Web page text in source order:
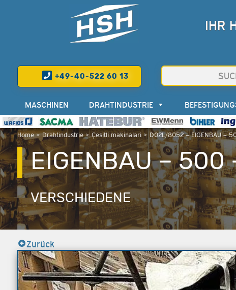
IHR
+49-40-522 60 13
Home>Drahtindustrie>Çesitli makinalari> D02L/8052 – EIGENBAU –
MASCHINEN DRAHTINDUSTRIE
EIGENBAU –
VERSCHIEDENE
Zurück